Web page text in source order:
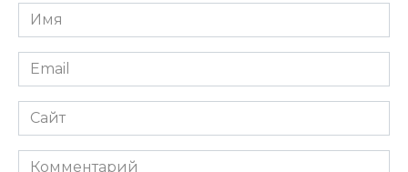
Имя
*
Email
*
Сайт
Комментарий